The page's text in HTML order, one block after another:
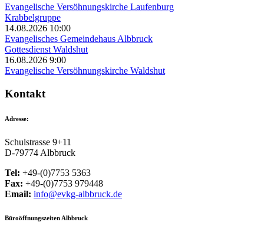
Evangelische Versöhnungskirche Laufenburg
Krabbelgruppe
14.08.2026 10:00
Evangelisches Gemeindehaus Albbruck
Gottesdienst Waldshut
16.08.2026 9:00
Evangelische Versöhnungskirche Waldshut
Kontakt
Adresse:
Schulstrasse 9+11
D-79774 Albbruck
Tel: +49-(0)7753 5363
Fax: +49-(0)7753 979448
Email: info@evkg-albbruck.de
Büroöffnungszeiten Albbruck